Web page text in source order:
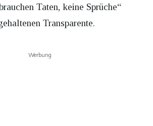
Taten, keine Sprüche“
Transparente.
Werbung